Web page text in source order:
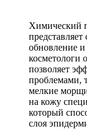
Химический
обновление
косметологи
позволяет
проблемами,
мелкие
на кожу
который
слоя